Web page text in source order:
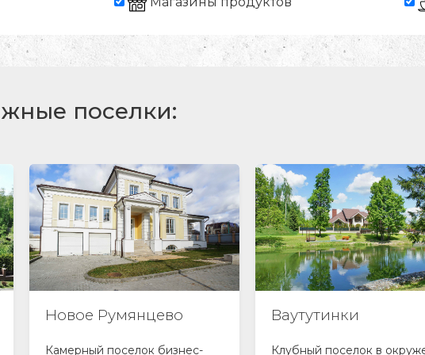
поселки:
Ваутутинки
Клубный поселок в окружении
Лесная Слобода
Поселок с трех сторон